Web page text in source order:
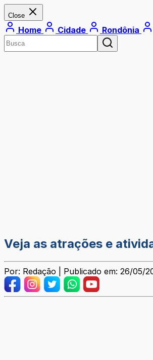
Close
Home Cidade Rondônia
Veja as atrações e
Por: Redação | Publicado em: 26/05/